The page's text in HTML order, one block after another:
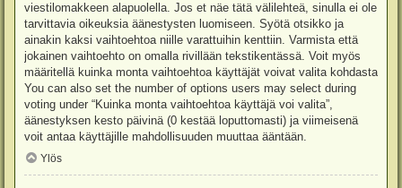
viestilomakkeen alapuolella. Jos et näe tätä välilehteä, sinulla ei ole
tarvittavia oikeuksia äänestysten luomiseen. Syötä otsikko ja
ainakin kaksi vaihtoehtoa niille varattuihin kenttiin. Varmista että
jokainen vaihtoehto on omalla rivillään tekstikentässä. Voit myös
määritellä kuinka monta vaihtoehtoa käyttäjät voivat valita kohdasta
You can also set the number of options users may select during
voting under “Kuinka monta vaihtoehtoa käyttäjä voi valita”,
äänestyksen kesto päivinä (0 kestää loputtomasti) ja viimeisenä
voit antaa käyttäjille mahdollisuuden muuttaa ääntään.
Ylös